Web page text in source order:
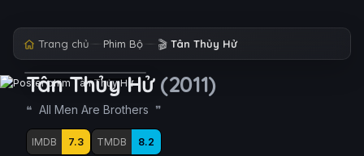
Trang chủ Phim Bộ 🎬 Tân Thủy Hử
Tân Thủy Hử (2011)
All Men Are Brothers
IMDB 7.3 TMDB 8.2